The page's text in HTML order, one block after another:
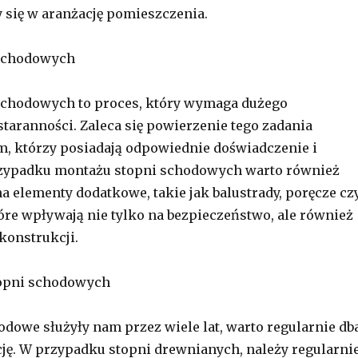
w aranżację pomieszczenia.
to proces, który wymaga dużego
Zaleca się powierzenie tego zadania
którzy posiadają odpowiednie doświadczenie i
montażu stopni schodowych warto również
elementy dodatkowe, takie jak balustrady, poręcze
wpływają nie tylko na bezpieczeństwo, ale również
konstrukcji.
schodowych
służyły nam przez wiele lat, warto regularnie
W przypadku stopni drewnianych, należy